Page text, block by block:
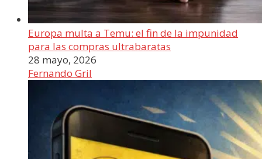
Europa multa a Temu: el fin de la impunidad
para las compras ultrabaratas
28 mayo, 2026
Fernando Gril